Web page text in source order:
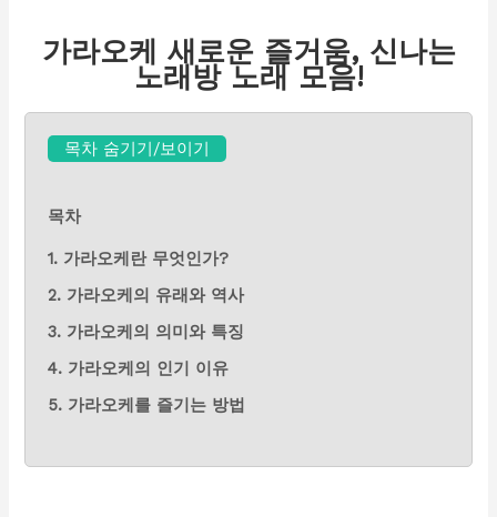
가라오케 새로운 즐거움, 신나는
노래방 노래 모음!
목차 숨기기/보이기
목차
1. 가라오케란 무엇인가?
2. 가라오케의 유래와 역사
3. 가라오케의 의미와 특징
4. 가라오케의 인기 이유
5. 가라오케를 즐기는 방법